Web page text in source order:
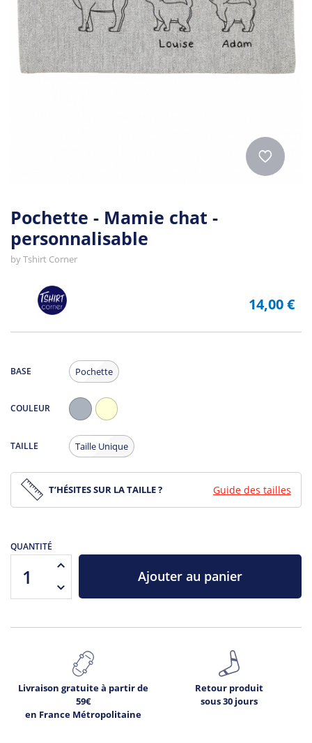
Pochette - Mamie chat -
personnalisable
byTshirt Corner
14,00 €
BASE Pochette
COULEUR
Chiné
TAILLE Taille Unique
T’HÉSITES SUR LA TAILLE ? Guide des tailles
QUANTITÉ
Ajouter au panier
Livraison gratuite à partir de
59€
en France Métropolitaine
Retour produit
sous 30 jours